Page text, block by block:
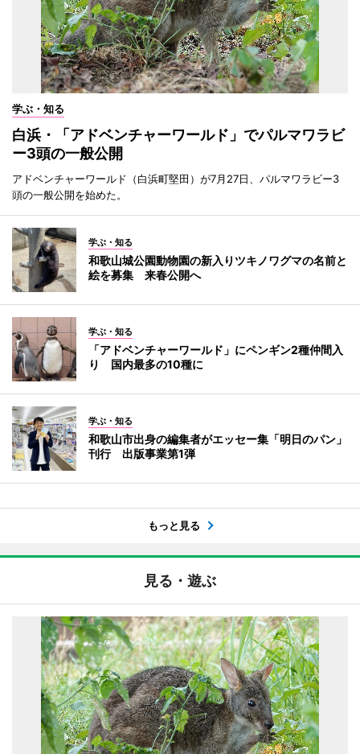
学ぶ・知る
白浜・「アドベンチャーワールド」でパルマワラビ
ー3頭の一般公開
アドベンチャーワールド（白浜町堅田）が7月27日、パルマワラビー3
頭の一般公開を始めた。
学ぶ・知る
和歌山城公園動物園の新入りツキノワグマの名前と
絵を募集 来春公開へ
学ぶ・知る
「アドベンチャーワールド」にペンギン2種仲間入
り 国内最多の10種に
学ぶ・知る
和歌山市出身の編集者がエッセー集「明日のパン」
刊行 出版事業第1弾
もっと見る
見る・遊ぶ